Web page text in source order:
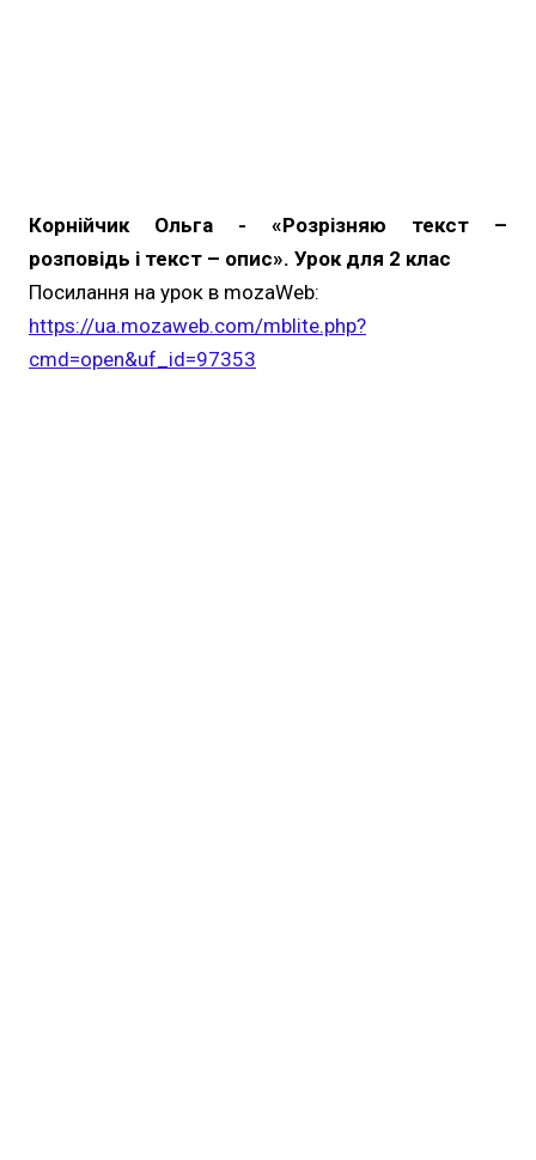
Корнійчик Ольга - «Розрізняю текст –
розповідь і текст – опис». Урок для 2 клас
Посилання на урок в mozaWeb:
https://ua.mozaweb.com/mblite.php?
cmd=open&uf_id=97353